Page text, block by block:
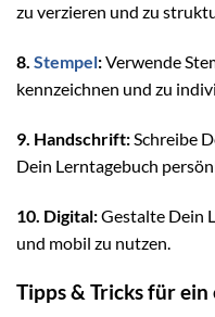
zu verzieren und zu
8. Stempel:Verwende
kennzeichnen und zu
9. Handschrift:Schreibe
Dein Lerntagebuch
10. Digital:Gestalte Dein
und mobil zu nutzen.
Tipps & Tricks für